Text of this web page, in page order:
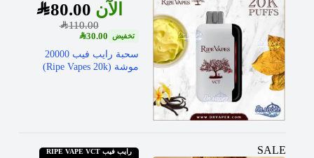
SAR110.00
SAR80.00
SAR30.00
سحبة رايب فيب 20000
موشة (Ripe Vapes 20k)
SALE رايب فيب RIPE VAPE VCT